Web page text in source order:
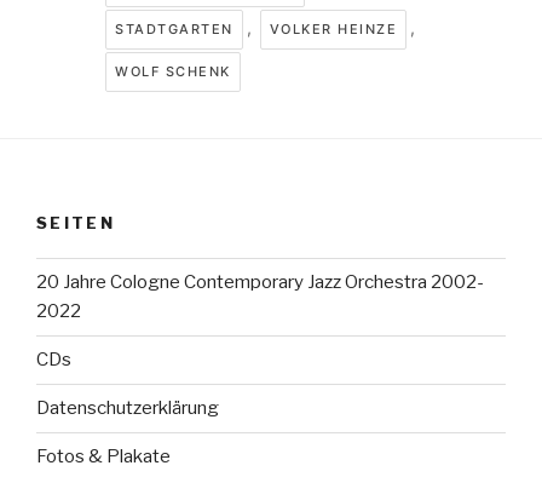
STADTGARTEN , VOLKER HEINZE ,
WOLF SCHENK
SEITEN
20 Jahre Cologne Contemporary Jazz Orchestra 2002-
2022
CDs
Datenschutzerklärung
Fotos & Plakate